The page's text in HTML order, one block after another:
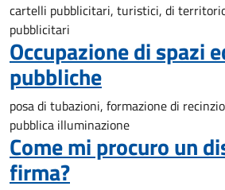
cartelli pubblicitari, turistici, di
pubblicitari
Occupazione di spazi
pubbliche
posa di tubazioni, formazione di
pubblica illuminazione
Come mi procuro un
firma?